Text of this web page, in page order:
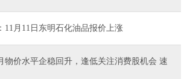
11月11日东明石化油品报价上涨
物价水平企稳回升，逢低关注消费股机会 速